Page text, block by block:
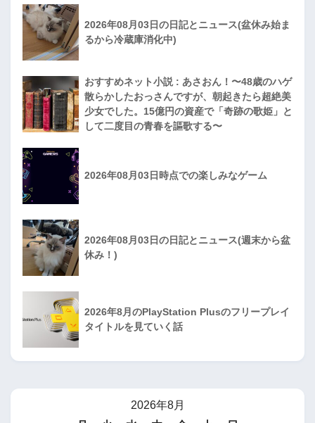
2026年08月03日の日記とニュース(盆休み始ま
るから冷蔵庫消化中)
おすすめネット小説 : あさおん！〜48歳のハゲ
散らかしたおっさんですが、朝起きたら超絶美
少女でした。15億円の資産で「奇跡の歌姫」と
して二度目の青春を謳歌する〜
2026年08月03日時点での楽しみなゲーム
2026年08月03日の日記とニュース(週末から盆
休み！)
2026年8月のPlayStation Plusのフリープレイ
タイトルを見ていく話
2026年8月